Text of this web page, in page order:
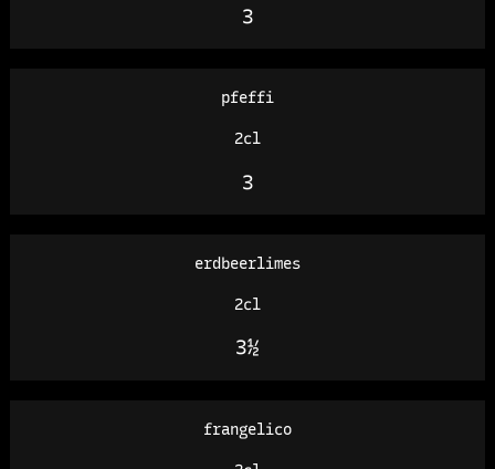
3
pfeffi
2cl
3
erdbeerlimes
2cl
3½
frangelico